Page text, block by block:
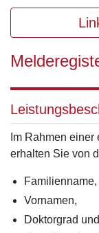
Im Rahmen
erhalten Sie von
Familienname,
Vornamen,
Doktorgrad und